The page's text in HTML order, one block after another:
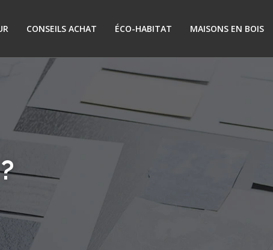
CONSEILS ACHAT ÉCO-HABITAT MAISONS EN BOIS